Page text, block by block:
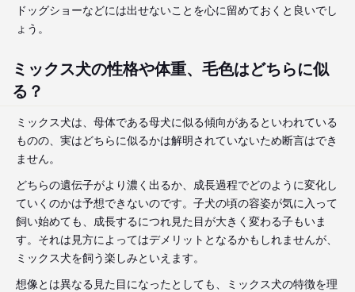
ドッグショーなどには出せないことを心に留めておくと良いでし
ょう。
ミックス犬の性格や体重、毛色はどちらに似
る？
ミックス犬は、母体である母犬に似る傾向があるといわれている
ものの、実はどちらに似るかは解明されていないため断言はでき
ません。
どちらの遺伝子がより濃く出るか、成長過程でどのように変化し
ていくのかは予想できないのです。子犬の頃の容姿が気に入って
飼い始めても、成長するにつれ見た目が大きく変わる子もいま
す。それは見方によってはデメリットとなるかもしれませんが、
ミックス犬を飼う楽しみといえます。
想像とは異なる見た目になったとしても、ミックス犬の特徴を理